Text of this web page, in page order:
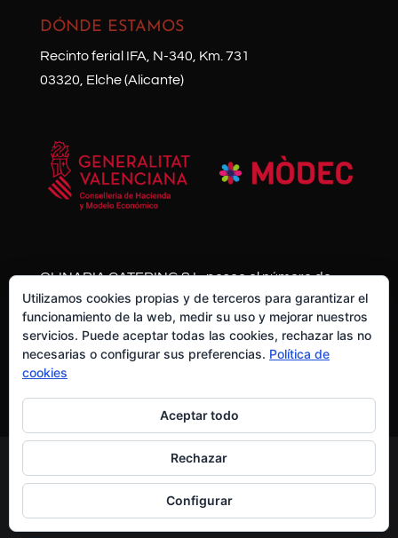
DÓNDE ESTAMOS
Recinto ferial IFA, N-340, Km. 731
03320, Elche (Alicante)
QLINARIA CATERING S.L. posee el número de
expediente HISOLV/2021/11013/03 y se ha
acogido al Plan Resistir Plus de la Generalitat
Valenciana con una ayuda de mas de 10.000€
Utilizamos cookies propias y de terceros para garantizar el
funcionamiento de la web, medir su uso y mejorar nuestros
servicios. Puede aceptar todas las cookies, rechazar las no
necesarias o configurar sus preferencias. Política de
cookies
Aceptar todo
Rechazar
Configurar